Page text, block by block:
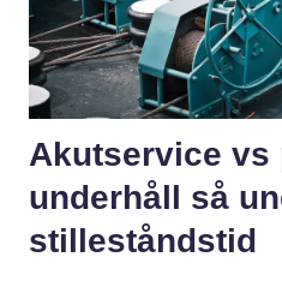
Akutservice vs
underhåll så
stilleståndstid